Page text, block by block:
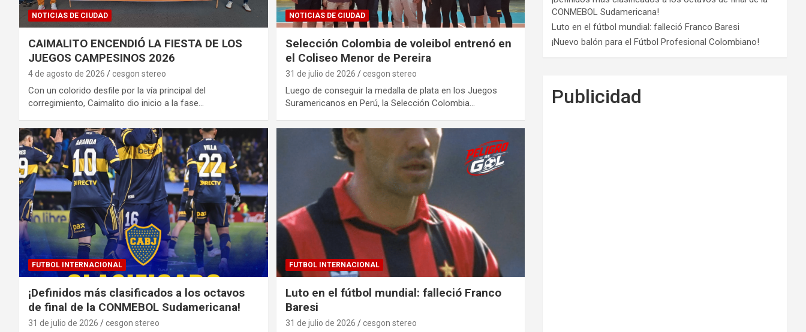
NOTICIAS DE CIUDAD
CAIMALITO ENCENDIÓ LA FIESTA DE LOS
JUEGOS CAMPESINOS 2026
4 de agosto de 2026 cesgon stereo
Con un colorido desfile por la vía principal del
corregimiento, Caimalito dio inicio a la fase…
NOTICIAS DE CIUDAD
Selección Colombia de voleibol entrenó en
el Coliseo Menor de Pereira
31 de julio de 2026 cesgon stereo
Luego de conseguir la medalla de plata en los Juegos
Suramericanos en Perú, la Selección Colombia…
FUTBOL INTERNACIONAL
¡Definidos más clasificados a los octavos
de final de la CONMEBOL Sudamericana!
31 de julio de 2026 cesgon stereo
FUTBOL INTERNACIONAL
Luto en el fútbol mundial: falleció Franco
Baresi
31 de julio de 2026 cesgon stereo
CONMEBOL Sudamericana!
Luto en el fútbol mundial: falleció Franco Baresi
¡Nuevo balón para el Fútbol Profesional Colombiano!
Publicidad